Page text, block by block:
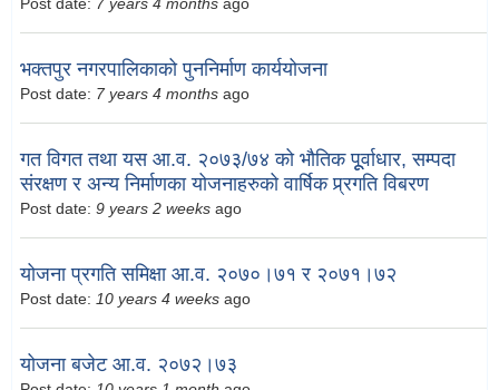
Post date: 7 years 4 months ago
भक्तपुर नगरपालिकाको पुननिर्माण कार्ययोजना
Post date: 7 years 4 months ago
गत विगत तथा यस आ.व. २०७३/७४ को भौतिक पूूर्वाधार, सम्पदा
संरक्षण र अन्य निर्माणका योजनाहरुको वार्षिक प्र्रगति विबरण
Post date: 9 years 2 weeks ago
योजना प्रगति समिक्षा आ.व. २०७०।७१ र २०७१।७२
Post date: 10 years 4 weeks ago
योजना बजेट आ.व. २०७२।७३